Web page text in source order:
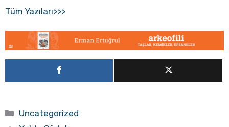
Tüm Yazıları>>>
Kategoriler
Uncategorized